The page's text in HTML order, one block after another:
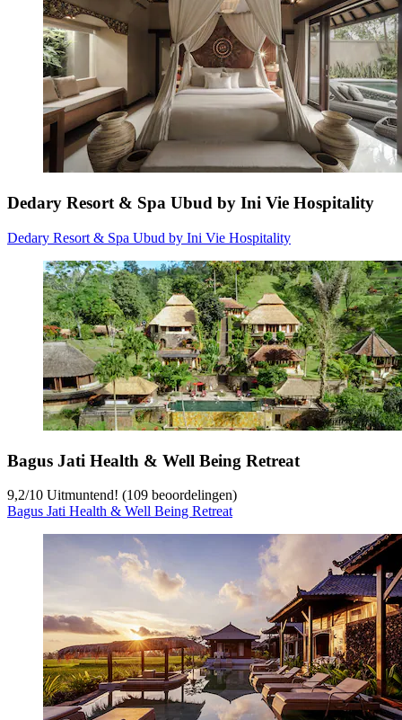
Dedary Resort & Spa Ubud by Ini Vie Hospitality
Dedary Resort & Spa Ubud by Ini Vie Hospitality
Bagus Jati Health & Well Being Retreat
9,2/10 Uitmuntend! (109 beoordelingen)
Bagus Jati Health & Well Being Retreat